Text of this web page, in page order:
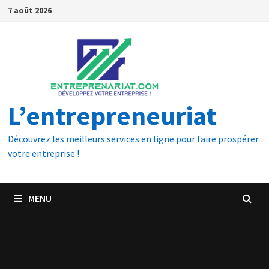
7 août 2026
L’entrepreneuriat
Découvrez les meilleurs services en ligne pour faire prospérer
votre entreprise !
MENU